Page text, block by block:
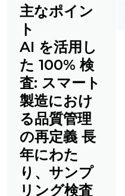
主なポイン
ト
AI を活用し
た 100% 検
査: スマート
製造におけ
る品質管理
の再定義 長
年にわた
り、サンプ
リング検査